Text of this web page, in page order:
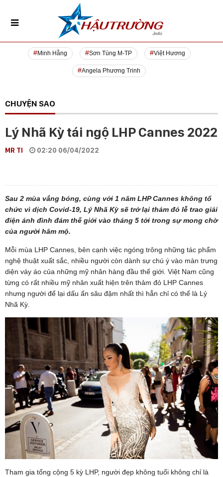
Minh Hằng Sơn Tùng M-TP Việt Hương
Angela Phương Trinh
CHUYỆN SAO
Lý Nhã Kỳ tái ngộ LHP Cannes 2022
MR TI 02:20 06/04/2022
Sau 2 mùa vắng bóng, cùng với 1 năm LHP Cannes không tổ
chức vì dịch Covid-19, Lý Nhã Kỳ sẽ trở lại thảm đỏ lễ trao giải
điện ảnh đình đám thế giới vào tháng 5 tới trong sự mong chờ
của người hâm mộ.
Mỗi mùa LHP Cannes, bên cạnh việc ngóng trông những tác phẩm
nghệ thuật xuất sắc, nhiều người còn dành sự chú ý vào màn trưng
diện váy áo của những mỹ nhân hàng đầu thế giới. Việt Nam cũng
từng có rất nhiều mỹ nhân xuất hiện trên thảm đỏ LHP Cannes
nhưng người để lại dấu ấn sâu đậm nhất thì hẳn chỉ có thể là Lý
Nhã Kỳ.
Tham gia tổng cộng 5 kỳ LHP, người đẹp không tuổi không chỉ là